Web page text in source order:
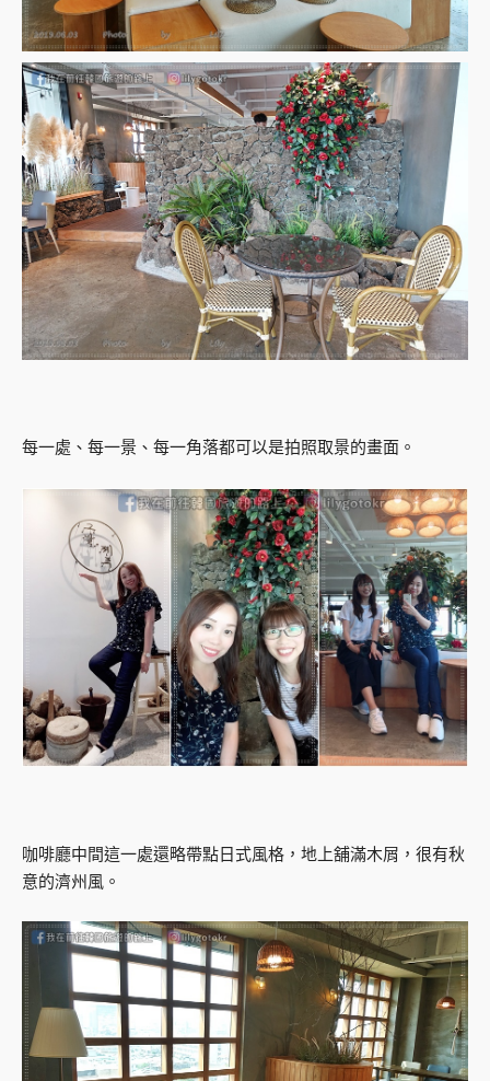
每一處、每一景、每一角落都可以是拍照取景的畫面。
咖啡廳中間這一處還略帶點日式風格，地上舖滿木屑，很有秋
意的濟州風。